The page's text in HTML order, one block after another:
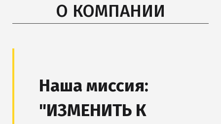
О КОМПАНИИ
Наша миссия:
"ИЗМЕНИТЬ К